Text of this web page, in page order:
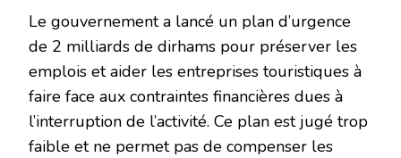
Le gouvernement a lancé un plan d’urgence
de 2 milliards de dirhams pour préserver les
emplois et aider les entreprises touristiques à
faire face aux contraintes financières dues à
l’interruption de l’activité. Ce plan est jugé trop
faible et ne permet pas de compenser les